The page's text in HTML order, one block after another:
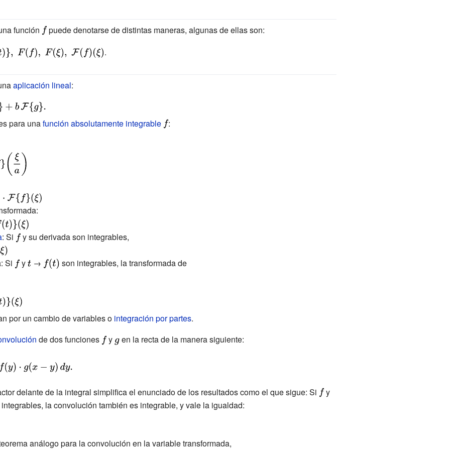
función {\displaystyle
puede denotarse de distintas maneras, algunas de ellas son:
.
aplicación lineal:
para unafunción absolutamente integrable {\displaystyle
:
: Si {\displaystyle
y su derivada son integrables,
Si {\displaystyle
y{\displaystyle
→ {\displaystyle
son integrables, la transformada de
por un cambio de variables o integración por partes.
de dos funciones {\displaystyle
y {\displaystyle
en la recta de la manera siguiente:
delante de la integral simplifica el enunciado de los resultados como el que sigue: Si {\displaystyle
y
la convolución también es integrable, y vale la igualdad:
análogo para la convolución en la variable transformada,